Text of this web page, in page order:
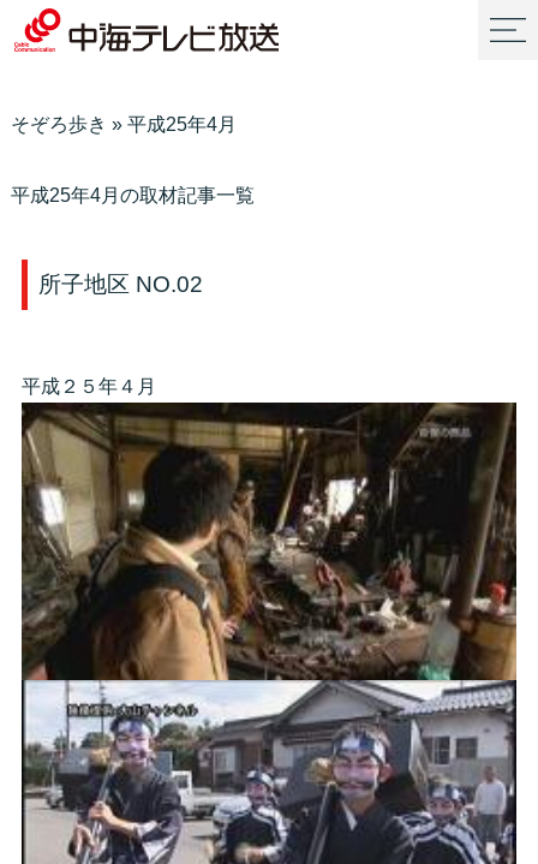
そぞろ歩き » 平成25年4月
平成25年4月の取材記事一覧
所子地区 NO.02
平成２５年４月